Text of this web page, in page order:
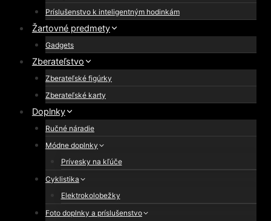
Príslušenstvo k inteligentným hodinkám
Žartovné predmety
Gadgets
Zberateľstvo
Zberateľské figúrky
Zberateľské karty
Doplnky
Ručné náradie
Módne doplnky
Prívesky na kľúče
Cyklistika
Elektrokolobežky
Foto doplnky a príslušenstvo